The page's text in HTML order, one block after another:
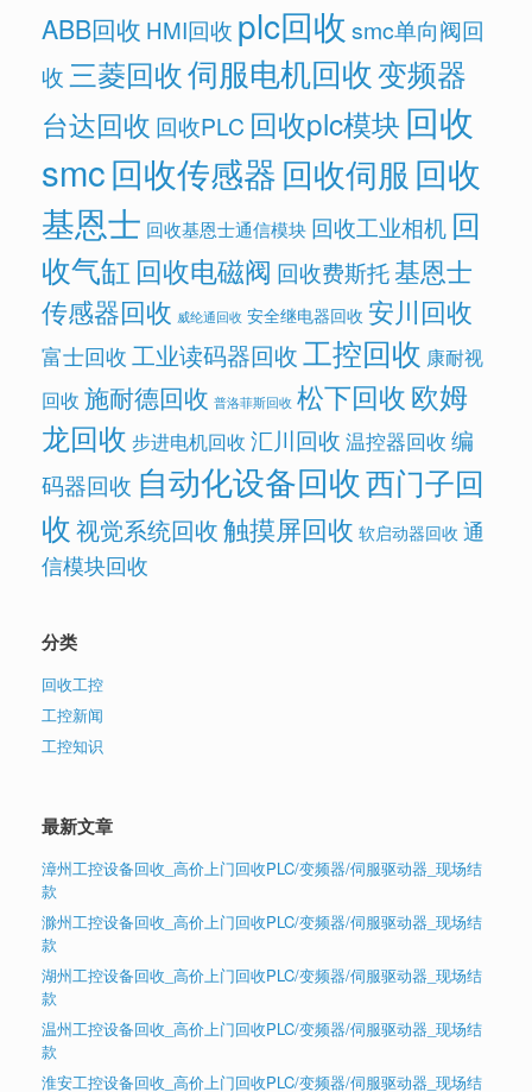
ABB回收 HMI回收 plc回收 smc单向阀回
收三菱回收伺服电机回收变频器
台达回收 回收PLC 回收plc模块 回收
smc回收传感器回收伺服 回收
基恩士 回收基恩士通信模块 回收工业相机 回
收气缸 回收电磁阀 回收费斯托基恩士
传感器回收 威纶通回收 安全继电器回收 安川回收
富士回收工业读码器回收工控回收 康耐视
回收 施耐德回收 普洛菲斯回收 松下回收欧姆
龙回收 步进电机回收 汇川回收 温控器回收 编
码器回收 自动化设备回收西门子回
收视觉系统回收触摸屏回收 软启动器回收 通
信模块回收
分类
回收工控
工控新闻
工控知识
最新文章
漳州工控设备回收_高价上门回收PLC/变频器/伺服驱动器_现场结
款
滁州工控设备回收_高价上门回收PLC/变频器/伺服驱动器_现场结
款
湖州工控设备回收_高价上门回收PLC/变频器/伺服驱动器_现场结
款
温州工控设备回收_高价上门回收PLC/变频器/伺服驱动器_现场结
款
淮安工控设备回收_高价上门回收PLC/变频器/伺服驱动器_现场结